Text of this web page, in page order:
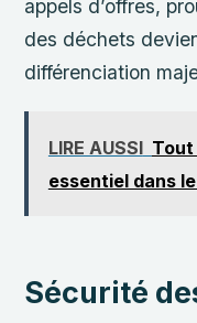
appels d’offres,
des déchets
différenciation
LIRE AUSSI
essentiel dans
Sécurité